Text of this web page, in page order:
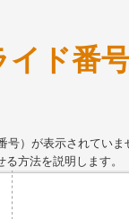
ド番
号）が表示されていま
方法を説明します。